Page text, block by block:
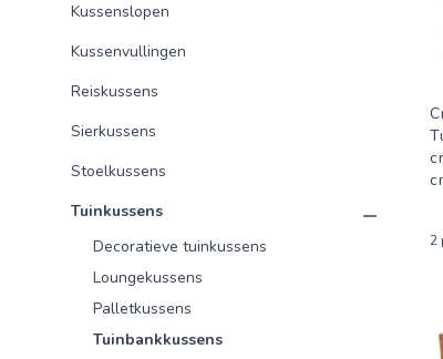
Kussenslopen
Kussenvullingen
Reiskussens
Sierkussens
Stoelkussens
Tuinkussens
Decoratieve tuinkussens
Loungekussens
Palletkussens
Tuinbankkussens
2